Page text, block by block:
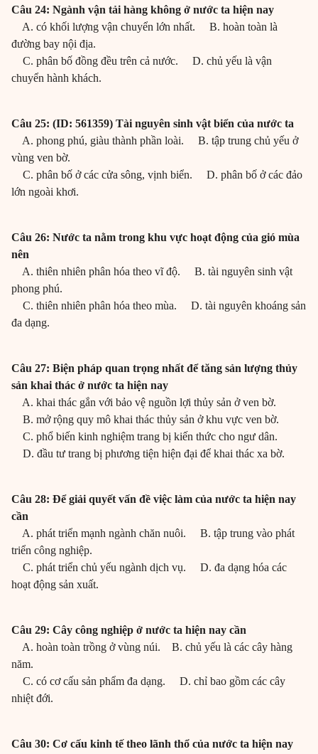
Câu 24: Ngành vận tải hàng không ở nước ta hiện nay
A. có khối lượng vận chuyển lớn nhất. B. hoàn toàn là
đường bay nội địa.
C. phân bố đồng đều trên cả nước. D. chủ yếu là vận
chuyển hành khách.
Câu 25: (ID: 561359) Tài nguyên sinh vật biển của nước ta
A. phong phú, giàu thành phần loài. B. tập trung chủ yếu ở
vùng ven bờ.
C. phân bố ở các cửa sông, vịnh biển. D. phân bố ở các đảo
lớn ngoài khơi.
Câu 26: Nước ta nằm trong khu vực hoạt động của gió mùa
nên
A. thiên nhiên phân hóa theo vĩ độ. B. tài nguyên sinh vật
phong phú.
C. thiên nhiên phân hóa theo mùa. D. tài nguyên khoáng sản
đa dạng.
Câu 27: Biện pháp quan trọng nhất để tăng sản lượng thủy
sản khai thác ở nước ta hiện nay
A. khai thác gắn với bảo vệ nguồn lợi thủy sản ở ven bờ.
B. mở rộng quy mô khai thác thủy sản ở khu vực ven bờ.
C. phổ biến kinh nghiệm trang bị kiến thức cho ngư dân.
D. đầu tư trang bị phương tiện hiện đại để khai thác xa bờ.
Câu 28: Để giải quyết vấn đề việc làm của nước ta hiện nay
cần
A. phát triển mạnh ngành chăn nuôi. B. tập trung vào phát
triển công nghiệp.
C. phát triển chủ yếu ngành dịch vụ. D. đa dạng hóa các
hoạt động sản xuất.
Câu 29: Cây công nghiệp ở nước ta hiện nay cần
A. hoàn toàn trồng ở vùng núi. B. chủ yếu là các cây hàng
năm.
C. có cơ cấu sản phẩm đa dạng. D. chỉ bao gồm các cây
nhiệt đới.
Câu 30: Cơ cấu kinh tế theo lãnh thổ của nước ta hiện nay